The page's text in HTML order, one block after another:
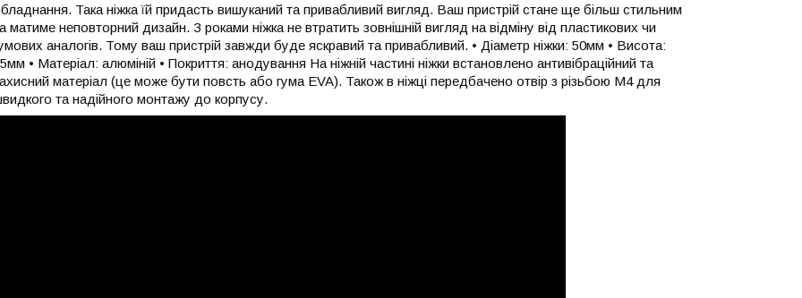
Така ніжка їй придасть вишуканий та привабливий вигляд. Ваш пристрій стане ще більш стильним
матиме неповторний дизайн. З роками ніжка не втратить зовнішній вигляд на відміну від пластикових чи
аналогів. Тому ваш пристрій завжди буде яскравий та привабливий. • Діаметр ніжки: 50мм • Висота:
• Матеріал: алюміній • Покриття: анодування На ніжній частині ніжки встановлено антивібраційний та
матеріал (це може бути повсть або гума EVA). Також в ніжці передбачено отвір з різьбою М4 для
та надійного монтажу до корпусу.